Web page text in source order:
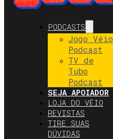
PODCASTS
Jogo Véio
Podcast
TV de
Tubo
Podcast
SEJA APOIADOR
LOJA DO VÉIO
REVISTAS
TIRE SUAS
DÚVIDAS